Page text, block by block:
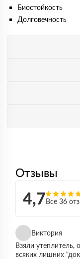
Биостойкость
Долговечность
Отзывы
4,7Все 36
Виктория
Взяли утеплитель,
всяких лишних